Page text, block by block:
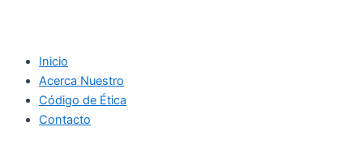
Inicio
Acerca Nuestro
Código de Ética
Contacto